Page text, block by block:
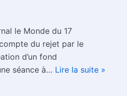
le Monde du 17
du rejet par le
d’un fond
séance à… Lire la suite »